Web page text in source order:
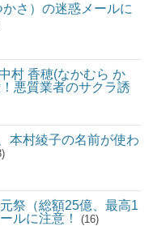
さ）の迷惑メールに
村 香穂(なかむら か
悪質業者のサクラ誘
本村綾子の名前が使わ
祭（総額25億、最高1
ルに注意！
(16)